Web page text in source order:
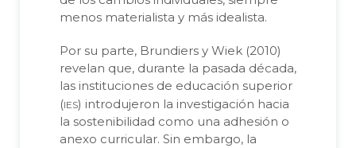
menos materialista y más idealista.
Por su parte, Brundiers y Wiek (2010)
revelan que, durante la pasada década,
las instituciones de educación superior
(ies) introdujeron la investigación hacia
la sostenibilidad como una adhesión o
anexo curricular. Sin embargo, la